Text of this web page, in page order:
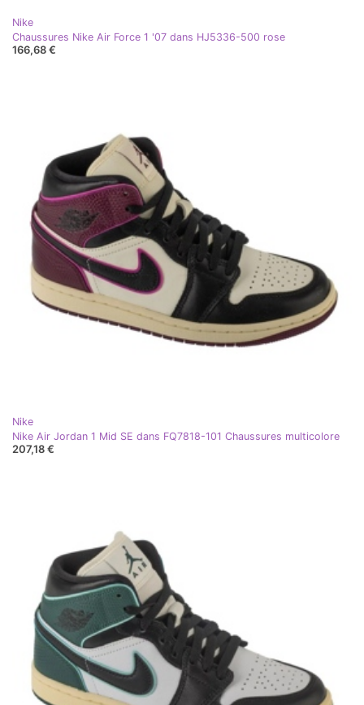
Nike
Chaussures Nike Air Force 1 '07 dans HJ5336-500 rose
166,68 €
Nike
Nike Air Jordan 1 Mid SE dans FQ7818-101 Chaussures multicolore
207,18 €